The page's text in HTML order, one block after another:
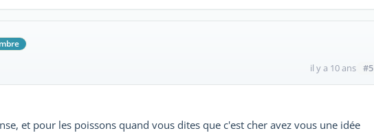
il y a 10 ans #5
et pour les poissons quand vous dites que c'est cher avez vous une idée